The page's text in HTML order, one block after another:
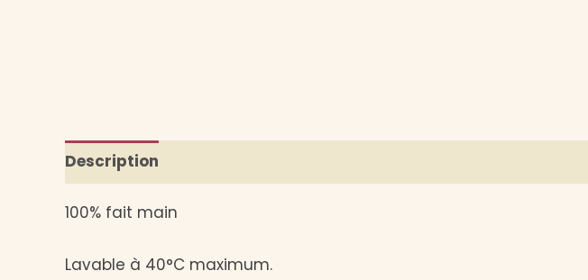
Description
100% fait main
Lavable à 40°C maximum.